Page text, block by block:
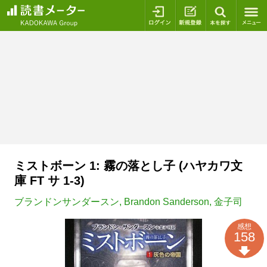
ログイン 新規登録
ミストボーン 1: 霧の落とし子 (ハヤカワ文
庫 FT サ 1-3)
ブランドンサンダースン, Brandon Sanderson, 金子司
感想
158